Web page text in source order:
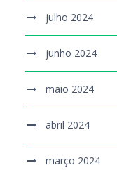
julho 2024
junho 2024
maio 2024
abril 2024
março 2024